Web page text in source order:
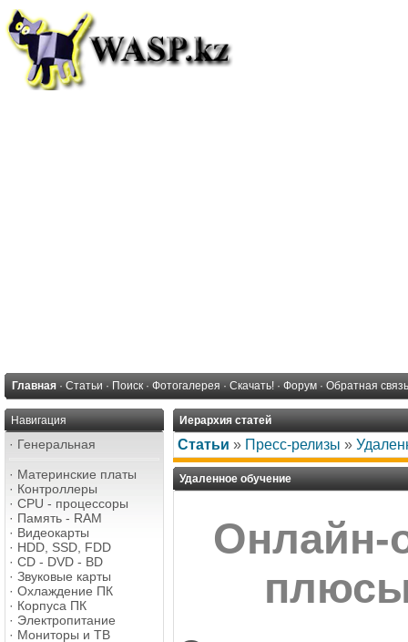
Главная · Статьи · Поиск · Фотогалерея · Скачать! · Форум · Обратная связь
Навигация
· Генеральная
· Материнские платы
· Контроллеры
· CPU - процессоры
· Память - RAM
· Видеокарты
· HDD, SSD, FDD
· CD - DVD - BD
· Звуковые карты
· Охлаждение ПК
· Корпуса ПК
· Электропитание
· Мониторы и ТВ
Иерархия статей
Статьи » Пресс-релизы »
Удаленное обучение
Онлайн-